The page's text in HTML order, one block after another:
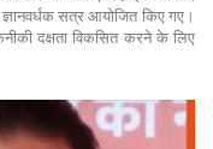
सत्र आयोजित किए गए।
दक्षता विकसित करने के लिए